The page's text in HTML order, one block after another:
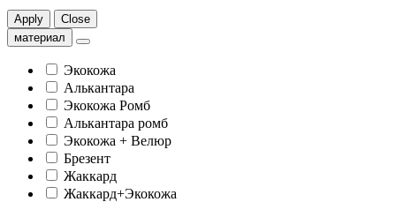
Apply
Close
материал
Экокожа
Алькантара
Экокожа Ромб
Алькантара ромб
Экокожа + Велюр
Брезент
Жаккард
Жаккард+Экокожа